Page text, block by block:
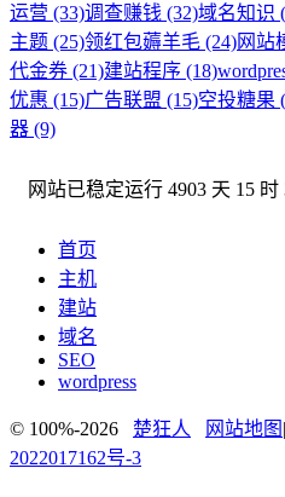
运营 (33)调查赚钱 (32)域名知识
主题 (25)领红包薅羊毛 (24)网站
代金券 (21)建站程序 (18)
优惠 (15)广告联盟 (15)空投糖果
器 (9)
网站已稳定运行 4903 天 15 时
首页
主机
建站
域名
SEO
wordpress
© 100%-2026 楚狂人 网站地图 |
2022017162号-3